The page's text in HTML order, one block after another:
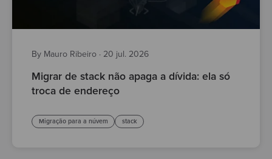
By Mauro Ribeiro · 20 jul. 2026
Migrar de stack não apaga a dívida: ela só
troca de endereço
Migração para a núvem stack